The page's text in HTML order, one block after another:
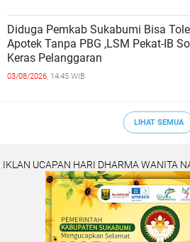
Diduga Pemkab Sukabumi Bisa
Apotek Tanpa PBG ,LSM Pekat-IB
Keras Pelanggaran
03/08/2026, 14:45 WIB
LIHAT SEMUA
IKLAN UCAPAN HARI DHARMA WANITA